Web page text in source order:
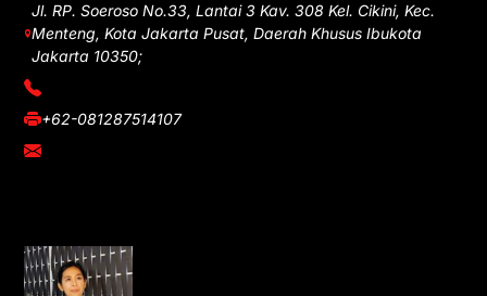
Jl. RP. Soeroso No.33, Lantai 3 Kav. 308 Kel. Cikini, Kec.
Menteng, Kota Jakarta Pusat, Daerah Khusus Ibukota
Jakarta 10350;
(021) 3908026
+62-081287514107
adm@iawnews.com